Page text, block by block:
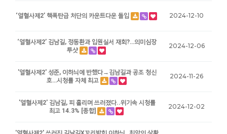
‘열혈사제2’ 핵폭탄급 처단의 카운트다운 돌입 2024-12-10
‘열혈사제2’ 김남길, 정동환과 입원실서 재회?…의미심장
투샷
2024-12-06
'열혈사제2' 성준, 이하늬에 반했다→김남길과 공조 청신
호…시청률 자체 최고
2024-11-26
'열혈사제2' 김남길, 피 흘리며 쓰러졌다..위기속 시청률
최고 14.3% [종합]
2024-12-02